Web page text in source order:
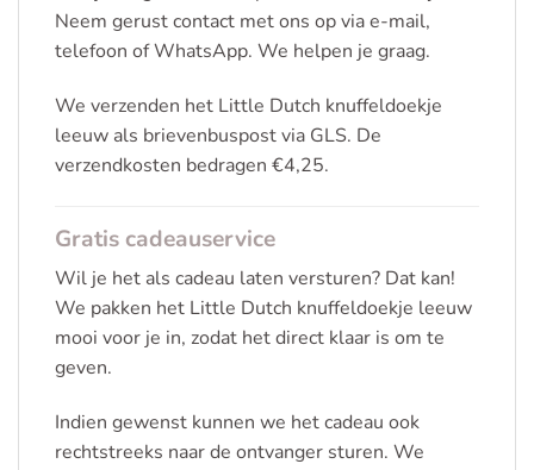
Neem gerust contact met ons op via e-mail,
telefoon of WhatsApp. We helpen je graag.
We verzenden het Little Dutch knuffeldoekje
leeuw als brievenbuspost via GLS. De
verzendkosten bedragen €4,25.
Gratis cadeauservice
Wil je het als cadeau laten versturen? Dat kan!
We pakken het Little Dutch knuffeldoekje leeuw
mooi voor je in, zodat het direct klaar is om te
geven.
Indien gewenst kunnen we het cadeau ook
rechtstreeks naar de ontvanger sturen. We